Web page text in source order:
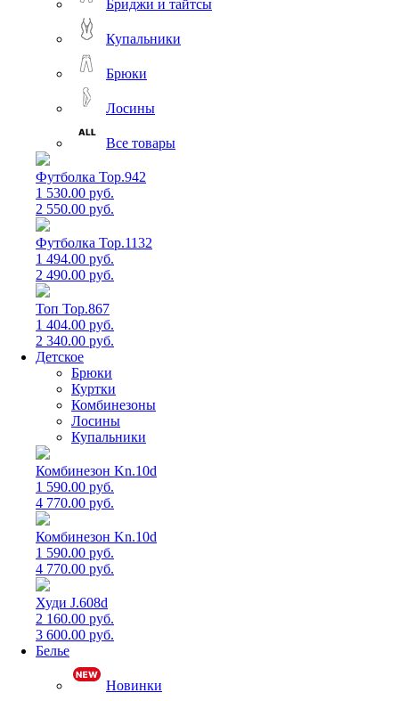
Бриджи и тайтсы
Купальники
Брюки
Лосины
Все товары
Футболка Top.942
1 530.00 руб.
2 550.00 руб.
Футболка Top.1132
1 494.00 руб.
2 490.00 руб.
Топ Top.867
1 404.00 руб.
2 340.00 руб.
Детское
Брюки
Куртки
Комбинезоны
Лосины
Купальники
Комбинезон Kn.10d
1 590.00 руб.
4 770.00 руб.
Комбинезон Kn.10d
1 590.00 руб.
4 770.00 руб.
Худи J.608d
2 160.00 руб.
3 600.00 руб.
Белье
Новинки